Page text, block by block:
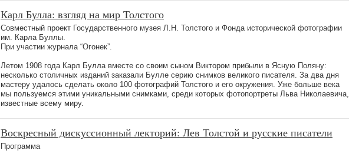
Карл Булла: взгляд на мир Толстого
Cовместный проект Государственного музея Л.Н. Толстого и Фонда исторической фотографии
им. Карла Буллы.
При участии журнала “Огонек”.
Летом 1908 года Карл Булла вместе со своим сыном Виктором прибыли в Ясную Поляну:
несколько столичных изданий заказали Булле серию снимков великого писателя. За два дня
мастеру удалось сделать около 100 фотографий Толстого и его окружения. Уже больше века
мы пользуемся этими уникальными снимками, среди которых фотопортреты Льва Николаевича,
известные всему миру.
Воскресный дискуссионный лекторий: Лев Толстой и русские писатели
Программа